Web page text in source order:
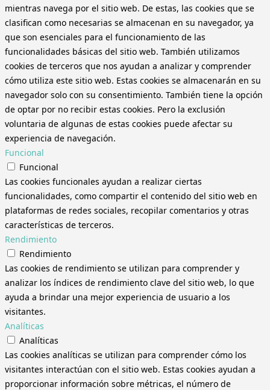
mientras navega por el sitio web. De estas, las cookies que se
clasifican como necesarias se almacenan en su navegador, ya
que son esenciales para el funcionamiento de las
funcionalidades básicas del sitio web. También utilizamos
cookies de terceros que nos ayudan a analizar y comprender
cómo utiliza este sitio web. Estas cookies se almacenarán en su
navegador solo con su consentimiento. También tiene la opción
de optar por no recibir estas cookies. Pero la exclusión
voluntaria de algunas de estas cookies puede afectar su
experiencia de navegación.
Funcional
Funcional
Las cookies funcionales ayudan a realizar ciertas
funcionalidades, como compartir el contenido del sitio web en
plataformas de redes sociales, recopilar comentarios y otras
características de terceros.
Rendimiento
Rendimiento
Las cookies de rendimiento se utilizan para comprender y
analizar los índices de rendimiento clave del sitio web, lo que
ayuda a brindar una mejor experiencia de usuario a los
visitantes.
Analíticas
Analíticas
Las cookies analíticas se utilizan para comprender cómo los
visitantes interactúan con el sitio web. Estas cookies ayudan a
proporcionar información sobre métricas, el número de